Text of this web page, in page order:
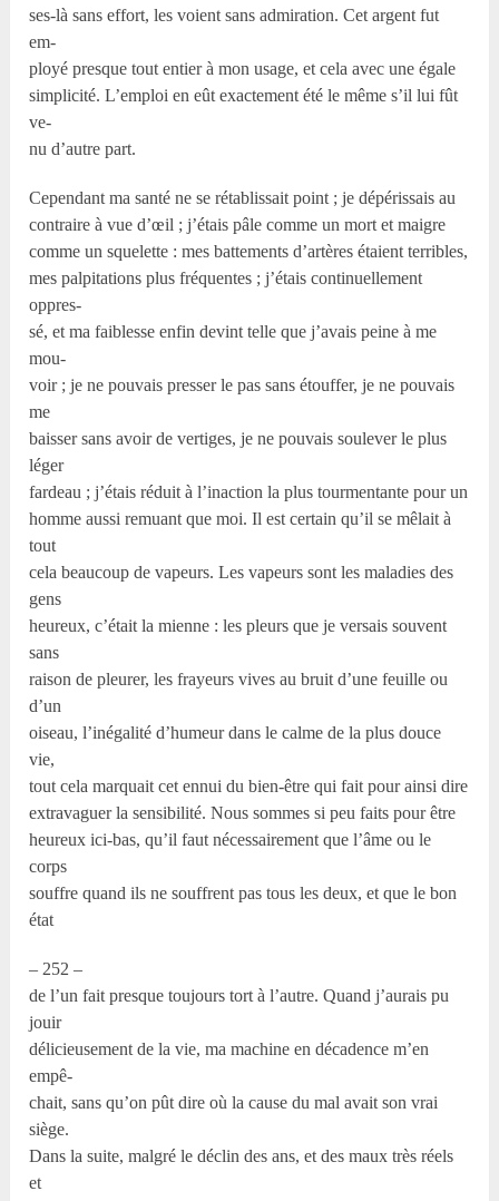
ses-là sans effort, les voient sans admiration. Cet argent fut
em-
ployé presque tout entier à mon usage, et cela avec une égale
simplicité. L’emploi en eût exactement été le même s’il lui fût
ve-
nu d’autre part.
Cependant ma santé ne se rétablissait point ; je dépérissais au
contraire à vue d’œil ; j’étais pâle comme un mort et maigre
comme un squelette : mes battements d’artères étaient terribles,
mes palpitations plus fréquentes ; j’étais continuellement
oppres-
sé, et ma faiblesse enfin devint telle que j’avais peine à me
mou-
voir ; je ne pouvais presser le pas sans étouffer, je ne pouvais
me
baisser sans avoir de vertiges, je ne pouvais soulever le plus
léger
fardeau ; j’étais réduit à l’inaction la plus tourmentante pour un
homme aussi remuant que moi. Il est certain qu’il se mêlait à
tout
cela beaucoup de vapeurs. Les vapeurs sont les maladies des
gens
heureux, c’était la mienne : les pleurs que je versais souvent
sans
raison de pleurer, les frayeurs vives au bruit d’une feuille ou
d’un
oiseau, l’inégalité d’humeur dans le calme de la plus douce
vie,
tout cela marquait cet ennui du bien-être qui fait pour ainsi dire
extravaguer la sensibilité. Nous sommes si peu faits pour être
heureux ici-bas, qu’il faut nécessairement que l’âme ou le
corps
souffre quand ils ne souffrent pas tous les deux, et que le bon
état
– 252 –
de l’un fait presque toujours tort à l’autre. Quand j’aurais pu
jouir
délicieusement de la vie, ma machine en décadence m’en
empê-
chait, sans qu’on pût dire où la cause du mal avait son vrai
siège.
Dans la suite, malgré le déclin des ans, et des maux très réels
et